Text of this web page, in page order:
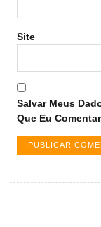
Site
Salvar Meus
Que Eu